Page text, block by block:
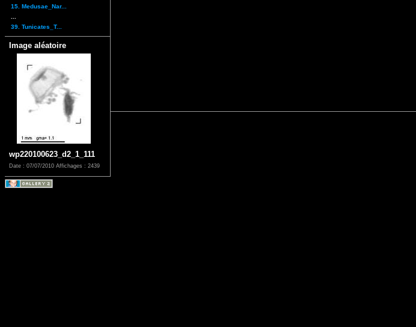
15. Medusae_Nar...
39. Tunicates_T...
Image aléatoire
wp220100623_d2_1_111
Date : 07/07/2010 Affichages : 2439